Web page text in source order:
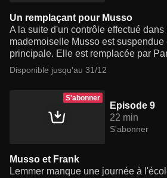
Un remplaçant pour Musso
A la suite d'un contrôle effectué
mademoiselle Musso est
principale. Elle est remplacée par
Disponible jusqu'au 31/12
S'abonner
Episode 9
22 min
S'abonner
Musso et Frank
Lemmer manque une journée à